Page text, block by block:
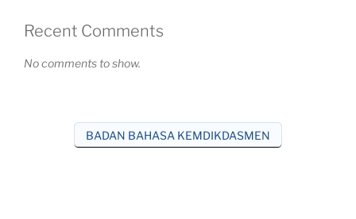
Recent Comments
No comments to show.
BADAN BAHASA KEMDIKDASMEN